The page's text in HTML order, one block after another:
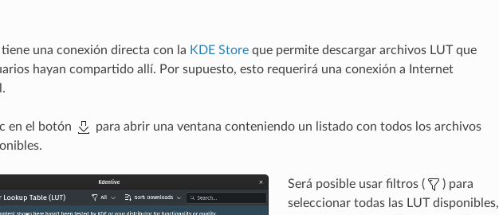
tiene una conexión directa con la KDE Storeque permite descargar archivos LUT que
hayan compartido allí. Por supuesto, esto requerirá una conexión a Internet
en el botón
para abrir una ventana conteniendo un listado con todos los archivos
Será posible usar filtros (
) para
seleccionar todas las LUT disponibles,